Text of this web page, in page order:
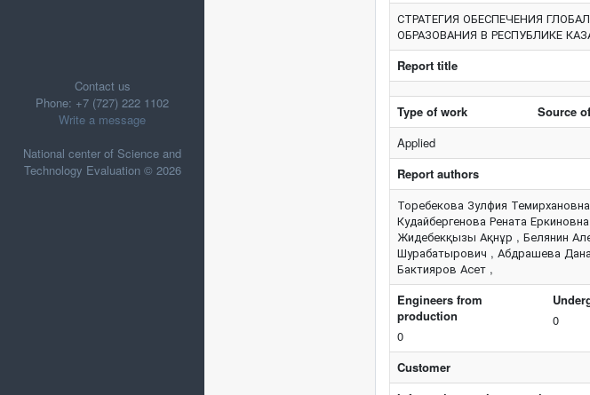
Contact us
Phone: +7 (727) 222 1102
Write a message
National center of Science and
Technology Evaluation © 2026
СТРАТЕГИЯ ОБЕСПЕЧЕНИЯ
ОБРАЗОВАНИЯ В РЕСПУБЛИКЕ
Report title
Type of work Source
Applied
Report authors
Торебекова Зулфия
Кудайбергенова Рената
Жидебекқызы Ақнұр , Белянин
Шурабатырович , Абдрашева
Бактияров Асет ,
Engineers from
production
0
0
Customer